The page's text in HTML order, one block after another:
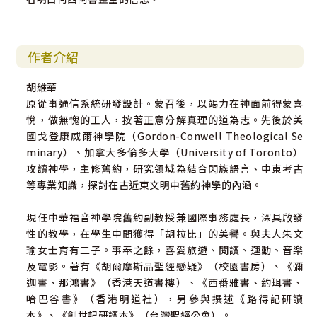
作者介紹
胡維華
原從事通信系統研發設計。蒙召後，以竭力在神面前得蒙喜
悅，做無愧的工人，按著正意分解真理的道為志。先後於美
國戈登康威爾神學院（Gordon-Conwell Theological Se
minary）、加拿大多倫多大學（University of Toronto）
攻讀神學，主修舊約，研究領域為結合閃族語言、中東考古
等專業知識，探討在古近東文明中舊約神學的內涵。
現任中華福音神學院舊約副教授兼國際事務處長，深具啟發
性的教學，在學生中間獲得「胡拉比」的美譽。與夫人朱文
瑜女士育有二子。事奉之餘，喜愛旅遊、閱讀、運動、音樂
及電影。著有《胡爾摩斯品聖經懸疑》（校園書房）、《彌
迦書、那鴻書》（香港天道書樓）、《西番雅書、約珥書、
哈巴谷書》（香港明道社），另參與撰述《路得記研讀